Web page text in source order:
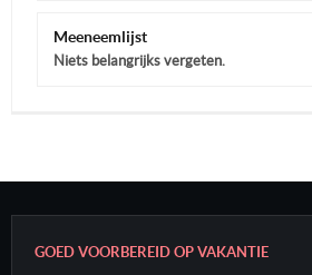
Meeneemlijst
Niets belangrijks vergeten.
GOED VOORBEREID OP VAKANTIE